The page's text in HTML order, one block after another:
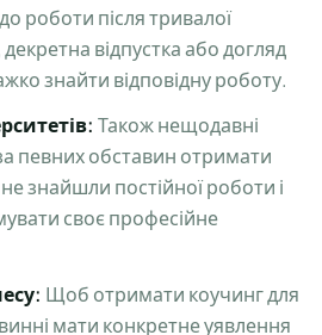
роботи після тривалої
відпустка або догляд
знайти відповідну роботу.
Також нещодавні
певних обставин отримати
знайшли постійної роботи і
своє професійне
Щоб отримати коучинг для
мати конкретне уявлення